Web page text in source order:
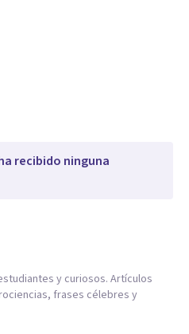
recibido ninguna
y curiosos. Artículos
frases célebres y